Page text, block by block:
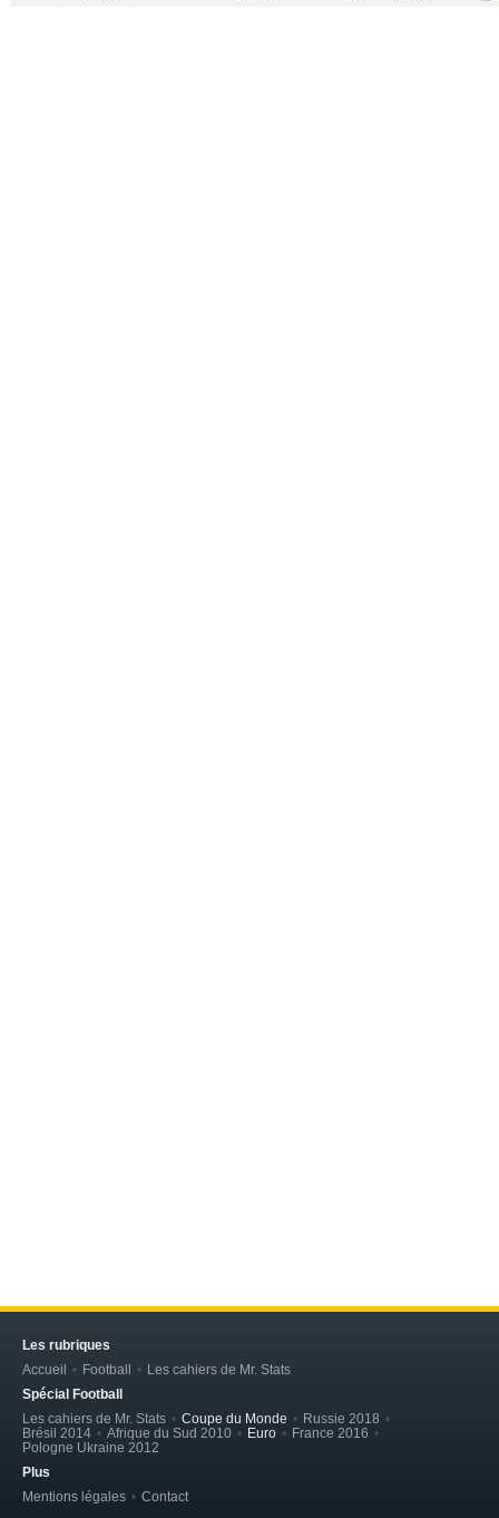
Les rubriques
Accueil
Football
Les cahiers de Mr. Stats
Spécial Football
Les cahiers de Mr. Stats
Coupe du Monde
Russie 2018
Brésil 2014
Afrique du Sud 2010 Euro
France 2016
Pologne Ukraine 2012
Plus
Mentions légales
Contact